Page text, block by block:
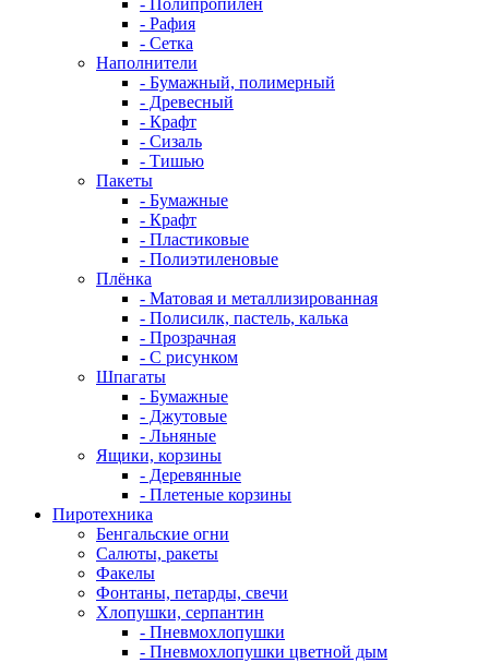
- Полипропилен
- Рафия
- Сетка
Наполнители
- Бумажный, полимерный
- Древесный
- Крафт
- Сизаль
- Тишью
Пакеты
- Бумажные
- Крафт
- Пластиковые
- Полиэтиленовые
Плёнка
- Матовая и металлизированная
- Полисилк, пастель, калька
- Прозрачная
- С рисунком
Шпагаты
- Бумажные
- Джутовые
- Льняные
Ящики, корзины
- Деревянные
- Плетеные корзины
Пиротехника
Бенгальские огни
Салюты, ракеты
Факелы
Фонтаны, петарды, свечи
Хлопушки, серпантин
- Пневмохлопушки
- Пневмохлопушки цветной дым